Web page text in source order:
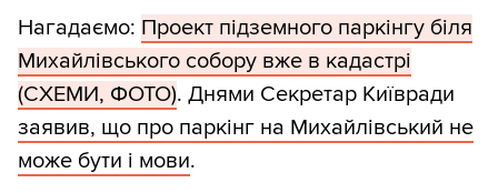
Нагадаємо: Проект підземного паркінгу біля
Михайлівського собору вже в кадастрі
(СХЕМИ, ФОТО). Днями Секретар Київради
заявив, що про паркінг на Михайлівський не
може бути і мови.